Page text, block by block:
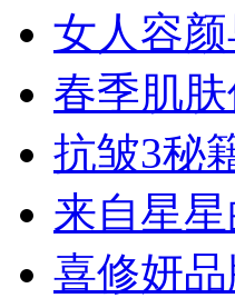
女人容
春季肌
抗皱3秘
来自星
喜修妍